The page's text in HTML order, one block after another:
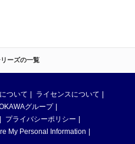
ーズの一覧
ついて
ライセンスについて
グループ
プライバシーポリシー
My Personal Information